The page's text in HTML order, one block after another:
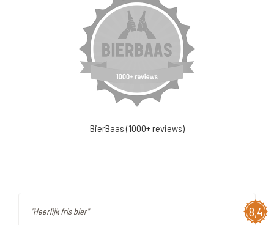
BierBaas (1000+ reviews)
8,4
"Heerlijk fris bier"